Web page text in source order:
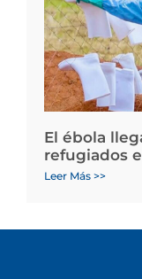
El ébola
refugiados
Leer Más >>